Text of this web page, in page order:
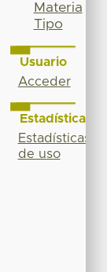
Materia
Tipo
Usuario
Acceder
Estadísticas
Estadísticas
de uso